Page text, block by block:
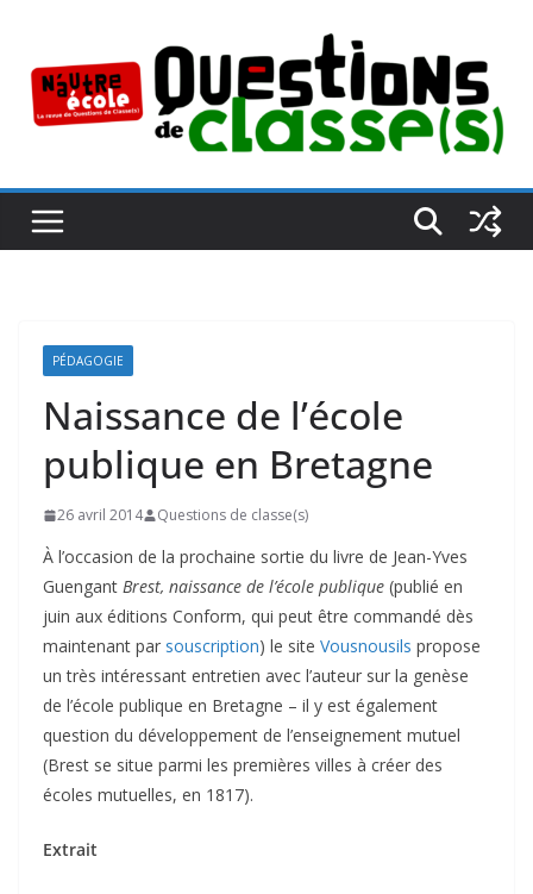
contenu
PÉDAGOGIE
Naissance de l’école
publique en Bretagne
26 avril 2014 Questions de classe(s)
À l’occasion de la prochaine sortie du livre de Jean-Yves
Guengant Brest, nais­sance de l’école publique (publié en
juin aux éditions Conform, qui peut être com­mandé dès
main­te­nant par sous­crip­tion) le site Vousnousils propose
un très intéressant entretien avec l’auteur sur la genèse
de l’école publique en Bretagne – il y est également
question du développement de l’enseignement mutuel
(Brest se situe parmi les pre­mières villes à créer des
écoles mutuelles, en 1817).
Extrait